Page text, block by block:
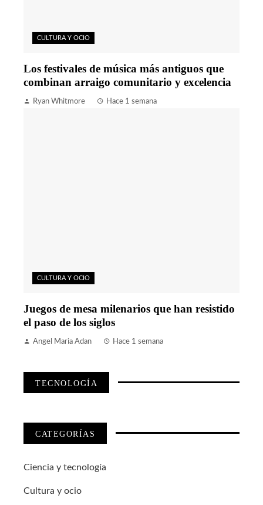
CULTURA Y OCIO
Los festivales de música más antiguos que
combinan arraigo comunitario y excelencia
Ryan Whitmore Hace 1 semana
CULTURA Y OCIO
Juegos de mesa milenarios que han resistido
el paso de los siglos
Angel Maria Adan Hace 1 semana
TECNOLOGÍA
CATEGORÍAS
Ciencia y tecnología
Cultura y ocio